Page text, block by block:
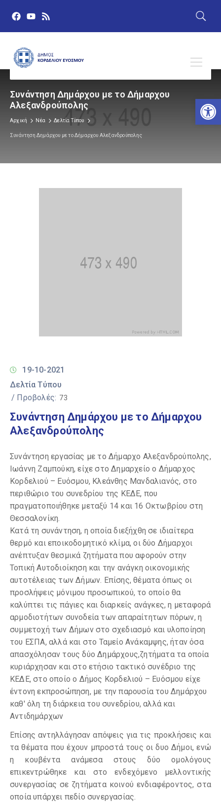
Συνάντηση Δημάρχου με το Δήμαρχου
Αλεξανδρούπολης
Αρχική Νέα Δελτία Τύπου
Συνάντηση Δημάρχου με το Δήμαρχου Αλεξανδρούπολης
19-10-2021
Δελτία Τύπου
/ Προβολές: 73
Συνάντηση Δημάρχου με το Δήμαρχου
Αλεξανδρούπολης
Συνάντηση εργασίας με το Δήμαρχο Αλεξανδρούπολης,
Ιωάννη Ζαμπούκη, είχε στο Δημαρχείο ο Δήμαρχος
Κορδελιού – Ευόσμου, Κλεάνθης Μανδαλιανός, στο
περιθώριο του συνεδρίου της ΚΕΔΕ, που
πραγματοποιήθηκε μεταξύ 14 και 16 Οκτωβρίου στη
Θεσσαλονίκη.
Κατά τη συνάντηση, η οποία διεξήχθη σε ιδιαίτερα
θερμό και εποικοδομητικό κλίμα, οι δύο Δήμαρχοι
ανέπτυξαν θεσμικά ζητήματα που αφορούν στην
Τοπική Αυτοδιοίκηση και την ανάγκη οικονομικής
αυτοτέλειας των Δήμων. Επίσης, θέματα όπως οι
προσλήψεις μόνιμου προσωπικού, το οποίο θα
καλύπτει τις πάγιες και διαρκείς ανάγκες, η μεταφορά
αρμοδιοτήτων συνοδεία των απαραίτητων πόρων, η
συμμετοχή των Δήμων στο σχεδιασμό και υλοποίηση
του ΕΣΠΑ, αλλά και στο Ταμείο Ανάκαμψης, ήταν όσα
απασχόλησαν τους δύο Δημάρχους,ζητήματα τα οποία
κυριάρχησαν και στο ετήσιο τακτικό συνέδριο της
ΚΕΔΕ, στο οποίο ο Δήμος Κορδελιού – Ευόσμου είχε
έντονη εκπροσώπηση, με την παρουσία του Δημάρχου
καθ' όλη τη διάρκεια του συνεδρίου, αλλά και
Αντιδημάρχων
Επίσης αντηλλάγησαν απόψεις για τις προκλήσεις και
τα θέματα που έχουν μπροστά τους οι δυο Δήμοι, ενώ
η κουβέντα ανάμεσα στους δύο ομολόγους
επικεντρώθηκε και στο ενδεχόμενο μελλοντικής
συνεργασίας σε ζητήματα κοινού ενδιαφέροντος, στα
οποία υπάρχει πεδίο συνεργασίας.